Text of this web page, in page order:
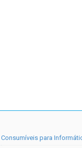
Consumíveis para